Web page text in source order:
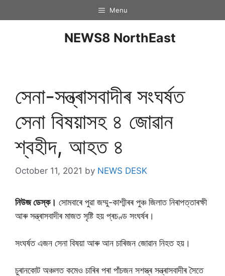
Menu
NEWS8 NorthEast
সেনা-সন্ত্ৰাসবাদীৰ সংঘৰ্ষত
সেনা বিষয়াসহ ৪ জোৱান
শ্বহীদ, আহত ৪
October 11, 2021 by NEWS DESK
নিউজ ডেস্ক। সোমবাৰে পুৱা জম্মু-কাশ্মীৰৰ পুঞ্চ জিলাত নিৰাপত্তাৰক্ষী
আৰু সন্ত্ৰাসবাদীৰ মাজত সৃষ্টি হয় প্ৰচণ্ড সংঘৰ্ষৰ।
সংঘৰ্ষত এজন সেনা বিষয়া আৰু আন চাৰিজন জোৱান নিহত হয়।
চুৰানকোট অঞ্চলত কমেও চাৰিৰ পৰা পাঁচজন সশস্ত্ৰ সন্ত্ৰাসবাদীৰ সৈতে